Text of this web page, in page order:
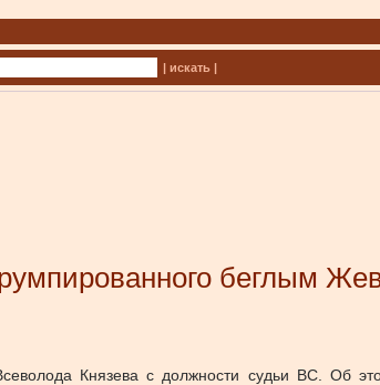
| искать |
беглым
Князева с должности судьи ВС. Об